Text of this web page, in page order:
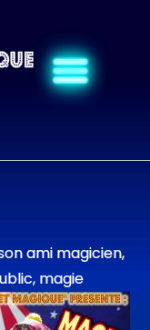
ami magicien,
magie